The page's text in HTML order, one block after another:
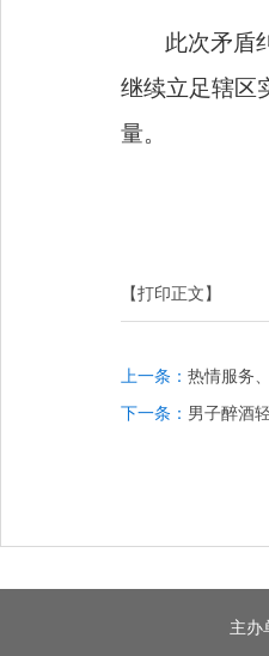
此次矛盾
继续立足辖区
量。
【打印正文】
上一条： 热情服务
下一条： 男子醉酒
主